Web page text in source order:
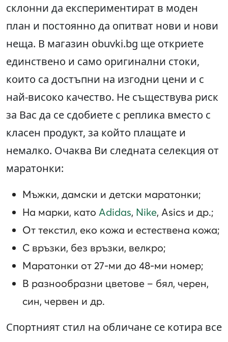
склонни да експериментират в моден
план и постоянно да опитват нови и нови
неща. В магазин obuvki.bg ще откриете
единствено и само оригинални стоки,
които са достъпни на изгодни цени и с
най-високо качество. Не съществува риск
за Вас да се сдобиете с реплика вместо с
класен продукт, за който плащате и
немалко. Очаква Ви следната селекция от
маратонки:
Мъжки, дамски и детски маратонки;
На марки, като Adidas, Nike, Asics и др.;
От текстил, еко кожа и естествена кожа;
С връзки, без връзки, велкро;
Маратонки от 27-ми до 48-ми номер;
В разнообразни цветове – бял, черен,
син, червен и др.
Спортният стил на обличане се котира все